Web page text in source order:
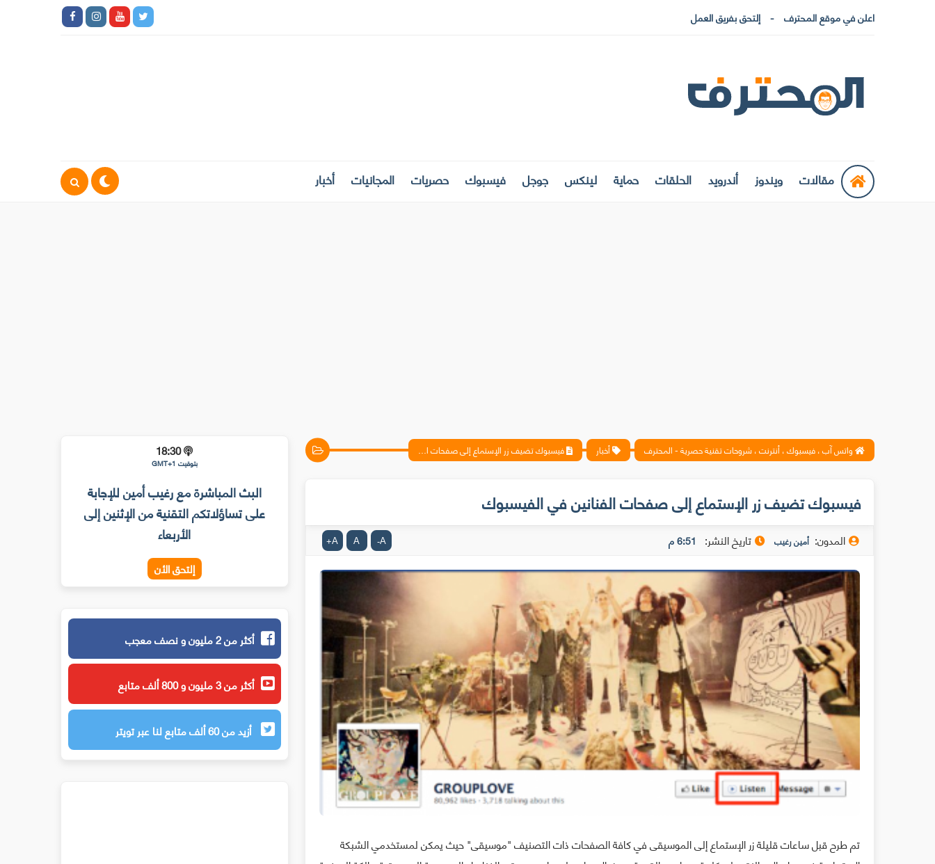
اعلن في موقع المحترف إلتحق بفريق العمل
مقالات ويندوز أندرويد الحلقات حماية لينكس جوجل فيسبوك حصريات المجانيات أخبار
واتس آب ، فيسبوك ، أنترنت ، شروحات تقنية حصرية - المحترف أخبار فيسبوك تضيف زر الإستماع إلى صفحات الفنانين في الفيسبوك
فيسبوك تضيف زر الإستماع إلى صفحات الفنانين في الفيسبوك
المدون: أمين رغيب تاريخ النشر: 6:51 م A
-
A
A
+
تم طرح قبل ساعات قليلة زر الإستماع إلى الموسيقى في كافة الصفحات ذات التصنيف "موسيقى" حيث يمكن لمستخدمي الشبكة
18:30
بتوقيت GMT+1
البث المباشرة مع رغيب أمين للإجابة
على تساؤلاتكم التقنية من الإثنين إلى
الأربعاء
إلتحق الأن
أكثر من 2 مليون و نصف معجب
أكثر من 3 مليون و 800 ألف متابع
أزيد من 60 ألف متابع لنا عبر تويتر